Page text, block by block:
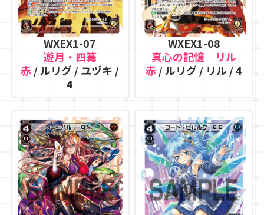
WXEX1-07
遊月・四篝
赤/ ルリグ / ユヅキ /
4
WXEX1-08
真心の記憶 リル
赤/ ルリグ / リル / 4